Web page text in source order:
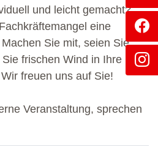
und leicht gemacht?
eine
Sie mit, seien Sie
frischen Wind in Ihre
freuen uns auf Sie!
Veranstaltung, sprechen